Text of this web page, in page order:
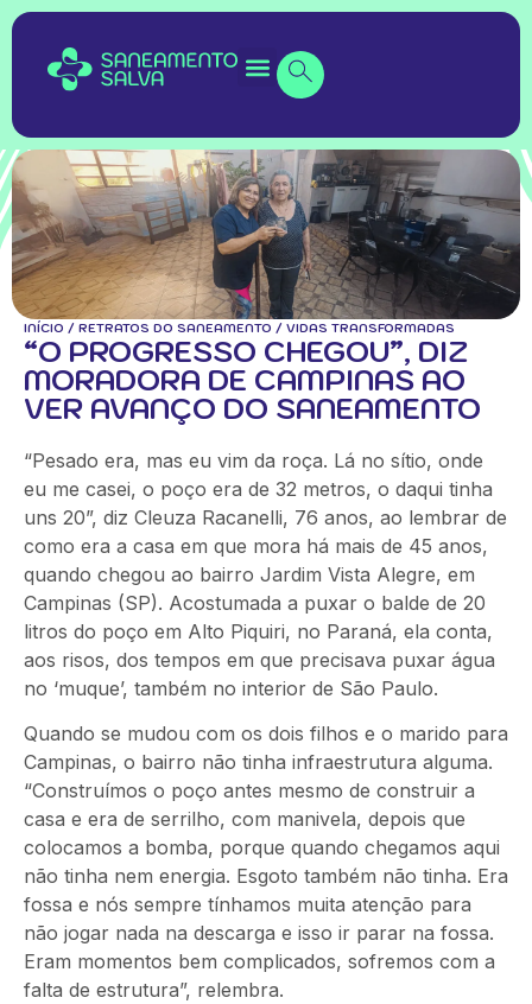
INÍCIO / RETRATOS DO SANEAMENTO / VIDAS TRANSFORMADAS
“O PROGRESSO CHEGOU”, DIZ
MORADORA DE CAMPINAS AO
VER AVANÇO DO SANEAMENTO
“Pesado era, mas eu vim da roça. Lá no sítio, onde
eu me casei, o poço era de 32 metros, o daqui tinha
uns 20”, diz Cleuza Racanelli, 76 anos, ao lembrar de
como era a casa em que mora há mais de 45 anos,
quando chegou ao bairro Jardim Vista Alegre, em
Campinas (SP). Acostumada a puxar o balde de 20
litros do poço em Alto Piquiri, no Paraná, ela conta,
aos risos, dos tempos em que precisava puxar água
no ‘muque’, também no interior de São Paulo.
Quando se mudou com os dois filhos e o marido para
Campinas, o bairro não tinha infraestrutura alguma.
“Construímos o poço antes mesmo de construir a
casa e era de serrilho, com manivela, depois que
colocamos a bomba, porque quando chegamos aqui
não tinha nem energia. Esgoto também não tinha. Era
fossa e nós sempre tínhamos muita atenção para
não jogar nada na descarga e isso ir parar na fossa.
Eram momentos bem complicados, sofremos com a
falta de estrutura”, relembra.